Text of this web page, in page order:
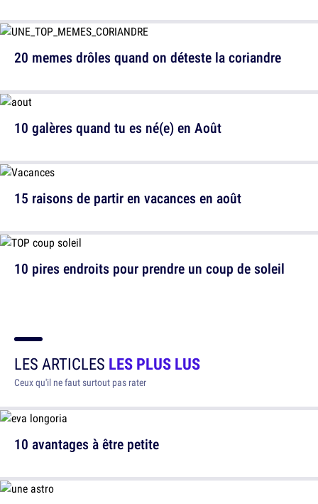
20 memes drôles quand on déteste la coriandre
15 raisons de partir en vacances en août
10 galères quand tu es né(e) en Août
10 pires endroits pour prendre un coup de soleil
LES ARTICLES LES PLUS LUS
Ceux qu'il ne faut surtout pas rater
10 avantages à être petite